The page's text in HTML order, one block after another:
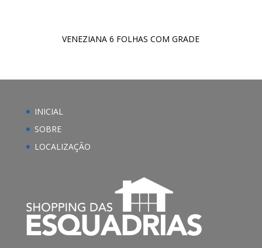
VENEZIANA 6 FOLHAS COM GRADE
INICIAL
SOBRE
LOCALIZAÇÃO